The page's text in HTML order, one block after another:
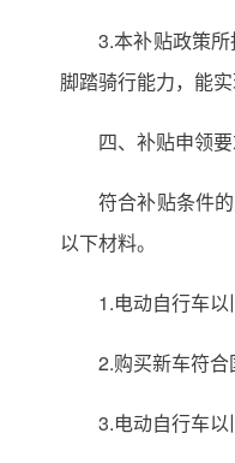
3.本补贴政策
脚踏骑行能力，能
四、补贴申领
符合补贴条件
以下材料。
1.电动自行车
2.购买新车符
3.电动自行车